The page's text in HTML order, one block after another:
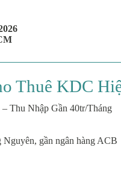
Thuê KDC
Thu Nhập Gần 40tr/Tháng
gần ngân hàng ACB